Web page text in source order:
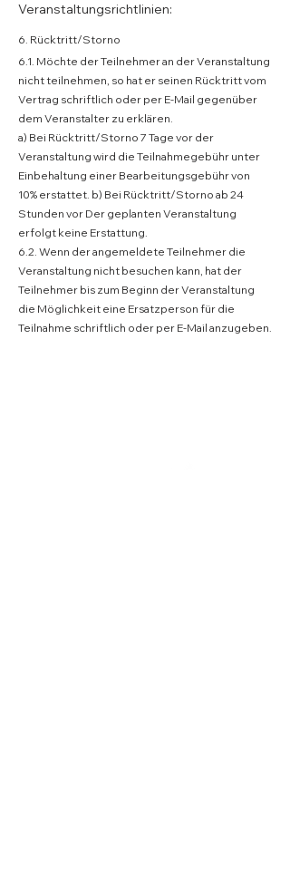
Veranstaltungsrichtlinien:
6. Rücktritt/Storno
6.1. Möchte der Teilnehmer an der Veranstaltung
nicht teilnehmen, so hat er seinen Rücktritt vom
Vertrag schriftlich oder per E-Mail gegenüber
dem Veranstalter zu erklären.
a) Bei Rücktritt/Storno 7 Tage vor der
Veranstaltung wird die Teilnahmegebühr unter
Einbehaltung einer Bearbeitungsgebühr von
10% erstattet. b) Bei Rücktritt/Storno ab 24
Stunden vor Der geplanten Veranstaltung
erfolgt keine Erstattung.
6.2. Wenn der angemeldete Teilnehmer die
Veranstaltung nicht besuchen kann, hat der
Teilnehmer bis zum Beginn der Veranstaltung
die Möglichkeit eine Ersatzperson für die
Teilnahme schriftlich oder per E-Mail anzugeben.